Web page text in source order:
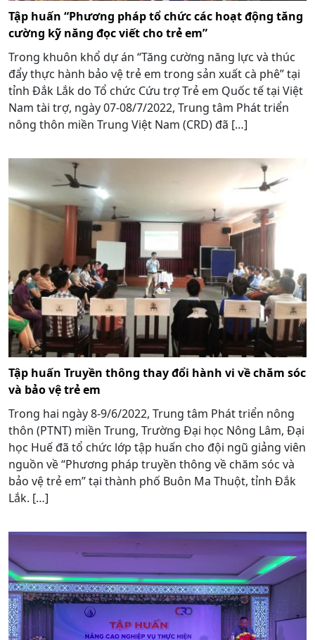
Tập huấn “Phương pháp tổ chức các hoạt động tăng
cường kỹ năng đọc viết cho trẻ em”
Trong khuôn khổ dự án “Tăng cường năng lực và thúc
đẩy thực hành bảo vệ trẻ em trong sản xuất cà phê” tại
tỉnh Đắk Lắk do Tổ chức Cứu trợ Trẻ em Quốc tế tại Việt
Nam tài trợ, ngày 07-08/7/2022, Trung tâm Phát triển
nông thôn miền Trung Việt Nam (CRD) đã […]
Tập huấn Truyền thông thay đổi hành vi về chăm sóc
và bảo vệ trẻ em
Trong hai ngày 8-9/6/2022, Trung tâm Phát triển nông
thôn (PTNT) miền Trung, Trường Đại học Nông Lâm, Đại
học Huế đã tổ chức lớp tập huấn cho đội ngũ giảng viên
nguồn về “Phương pháp truyền thông về chăm sóc và
bảo vệ trẻ em” tại thành phố Buôn Ma Thuột, tỉnh Đắk
Lắk. […]